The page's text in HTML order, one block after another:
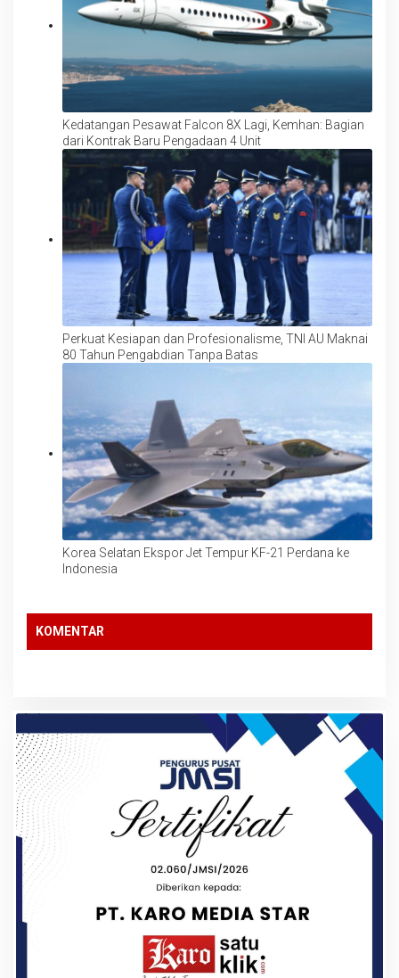
Kedatangan Pesawat Falcon 8X Lagi, Kemhan: Bagian
dari Kontrak Baru Pengadaan 4 Unit
Perkuat Kesiapan dan Profesionalisme, TNI AU Maknai
80 Tahun Pengabdian Tanpa Batas
Korea Selatan Ekspor Jet Tempur KF-21 Perdana ke
Indonesia
KOMENTAR